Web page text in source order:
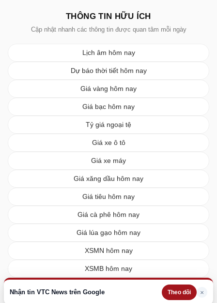
Nhận tin VTC News trên Google Theo dõi ×
THÔNG TIN HỮU ÍCH
Cập nhật nhanh các thông tin được quan tâm mỗi ngày
Lịch âm hôm nay
Dự báo thời tiết hôm nay
Giá vàng hôm nay
Giá bạc hôm nay
Tỷ giá ngoại tệ
Giá xe ô tô
Giá xe máy
Giá xăng dầu hôm nay
Giá tiêu hôm nay
Giá cà phê hôm nay
Giá lúa gạo hôm nay
XSMN hôm nay
XSMB hôm nay